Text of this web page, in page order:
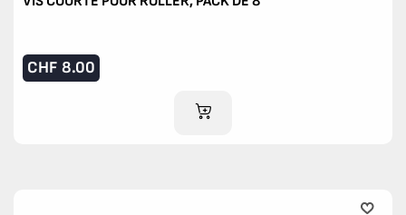
CHF 8.00
AJOUTER AU PANIER